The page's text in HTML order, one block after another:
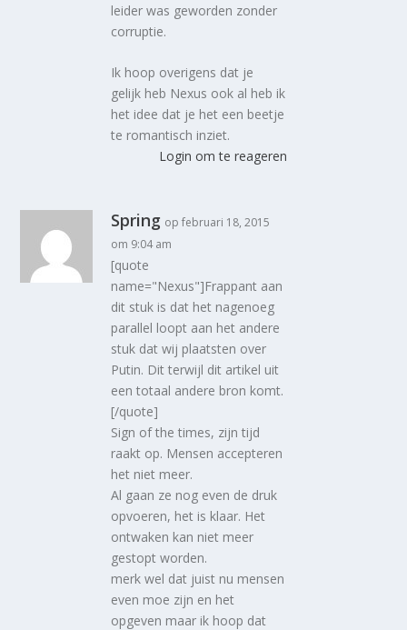
leider was geworden zonder
corruptie.
Ik hoop overigens dat je
gelijk heb Nexus ook al heb ik
het idee dat je het een beetje
te romantisch inziet.
Login om te reageren
Spring op februari 18, 2015
om 9:04 am
[quote
name="Nexus"]Frappant aan
dit stuk is dat het nagenoeg
parallel loopt aan het andere
stuk dat wij plaatsten over
Putin. Dit terwijl dit artikel uit
een totaal andere bron komt.
[/quote]
Sign of the times, zijn tijd
raakt op. Mensen accepteren
het niet meer.
Al gaan ze nog even de druk
opvoeren, het is klaar. Het
ontwaken kan niet meer
gestopt worden.
merk wel dat juist nu mensen
even moe zijn en het
opgeven maar ik hoop dat